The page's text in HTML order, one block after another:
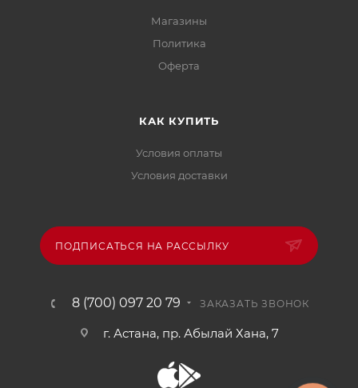
Магазины
Политика
Офертa
КАК КУПИТЬ
Условия оплаты
Условия доставки
ПОДПИСАТЬСЯ НА РАССЫЛКУ
8 (700) 097 20 79 ЗАКАЗАТЬ ЗВОНОК
г. Астана, пр. Абылай Хана, 7